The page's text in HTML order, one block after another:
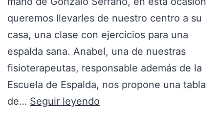
queremos llevarles de nuestro centro a su
casa, una clase con ejercicios para una
espalda sana. Anabel, una de nuestras
fisioterapeutas, responsable además de la
Escuela de Espalda, nos propone una tabla
de… Seguir leyendo